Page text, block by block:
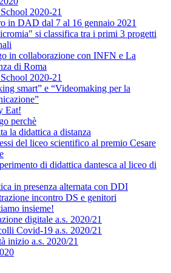
2020-21
in DAD dal 7 al 16 gennaio 2021
si classifica tra i primi 3 progetti
in collaborazione con INFN e La
di Roma
2020-21
smart” e “Videomaking per la
Eat!
perchè
la didattica a distanza
del liceo scientifico al premio Cesare
di didattica dantesca al liceo di
in presenza alternata con DDI
incontro DS e genitori
insieme!
digitale a.s. 2020/21
Covid-19 a.s. 2020/21
inizio a.s. 2020/21